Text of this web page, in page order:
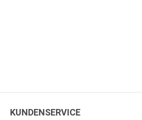
KUNDENSERVICE